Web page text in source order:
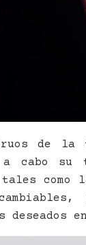
de
cabo su
tales